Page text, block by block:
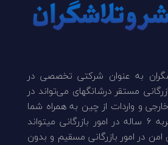
به عنوان شرکتی تخصصی در
مستقر درشانگهای می‌تواند در
و واردات از چین به همراه شما
باشد.با توجه به تجربه 6 ساله در امور بازرگانی میتواند
در امور بازرگانی مسقیم و بدون